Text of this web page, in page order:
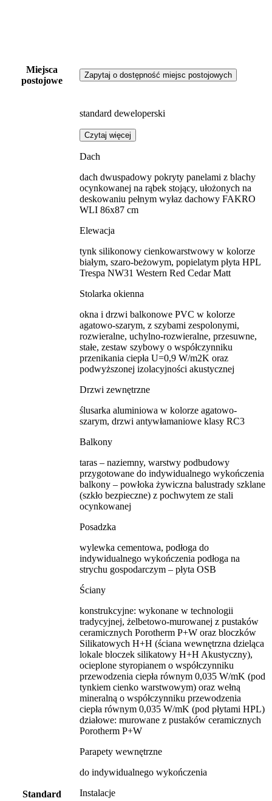
Miejsca
postojowe
Zapytaj o dostępność miejsc postojowych
Standard
standard deweloperski
Czytaj więcej
Dach
dach dwuspadowy pokryty panelami z blachy
ocynkowanej na rąbek stojący, ułożonych na
deskowaniu pełnym wyłaz dachowy FAKRO
WLI 86x87 cm
Elewacja
tynk silikonowy cienkowarstwowy w kolorze
białym, szaro-beżowym, popielatym płyta HPL
Trespa NW31 Western Red Cedar Matt
Stolarka okienna
okna i drzwi balkonowe PVC w kolorze
agatowo-szarym, z szybami zespolonymi,
rozwieralne, uchylno-rozwieralne, przesuwne,
stałe, zestaw szybowy o współczynniku
przenikania ciepła U=0,9 W/m2K oraz
podwyższonej izolacyjności akustycznej
Drzwi zewnętrzne
ślusarka aluminiowa w kolorze agatowo-
szarym, drzwi antywłamaniowe klasy RC3
Balkony
taras – naziemny, warstwy podbudowy
przygotowane do indywidualnego wykończenia
balkony – powłoka żywiczna balustrady szklane
(szkło bezpieczne) z pochwytem ze stali
ocynkowanej
Posadzka
wylewka cementowa, podłoga do
indywidualnego wykończenia podłoga na
strychu gospodarczym – płyta OSB
Ściany
konstrukcyjne: wykonane w technologii
tradycyjnej, żelbetowo-murowanej z pustaków
ceramicznych Porotherm P+W oraz bloczków
Silikatowych H+H (ściana wewnętrzna dzieląca
lokale bloczek silikatowy H+H Akustyczny),
ocieplone styropianem o współczynniku
przewodzenia ciepła równym 0,035 W/mK (pod
tynkiem cienko warstwowym) oraz wełną
mineralną o współczynniku przewodzenia
ciepła równym 0,035 W/mK (pod płytami HPL)
działowe: murowane z pustaków ceramicznych
Porotherm P+W
Parapety wewnętrzne
do indywidualnego wykończenia
Instalacje